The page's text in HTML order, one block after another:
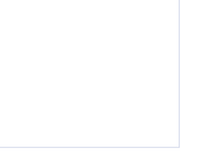
de Resident Evil